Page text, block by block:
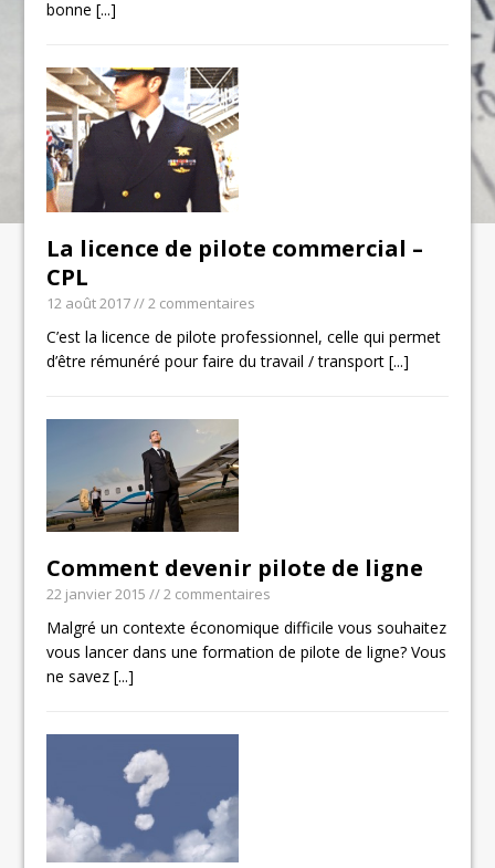
bonne[...]
La licence de pilote commercial –
CPL
12 août 2017// 2 commentaires
C’est la licence de pilote professionnel, celle qui permet
d’être rémunéré pour faire du travail / transport[...]
Comment devenir pilote de ligne
22 janvier 2015 // 2 commentaires
Malgré un contexte économique difficile vous souhaitez
vous lancer dans une formation de pilote de ligne? Vous
ne savez[...]